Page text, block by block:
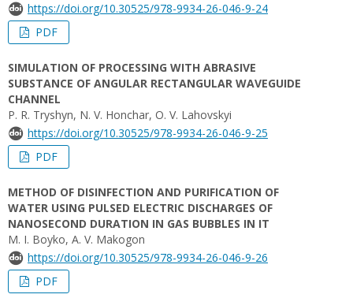
https://doi.org/10.30525/978-9934-26-046-9-24
PDF
SIMULATION OF PROCESSING WITH ABRASIVE
SUBSTANCE OF ANGULAR RECTANGULAR WAVEGUIDE
CHANNEL
P. R. Tryshyn, N. V. Honchar, O. V. Lahovskyi
https://doi.org/10.30525/978-9934-26-046-9-25
PDF
METHOD OF DISINFECTION AND PURIFICATION OF
WATER USING PULSED ELECTRIC DISCHARGES OF
NANOSECOND DURATION IN GAS BUBBLES IN IT
M. I. Boyko, A. V. Makogon
https://doi.org/10.30525/978-9934-26-046-9-26
PDF